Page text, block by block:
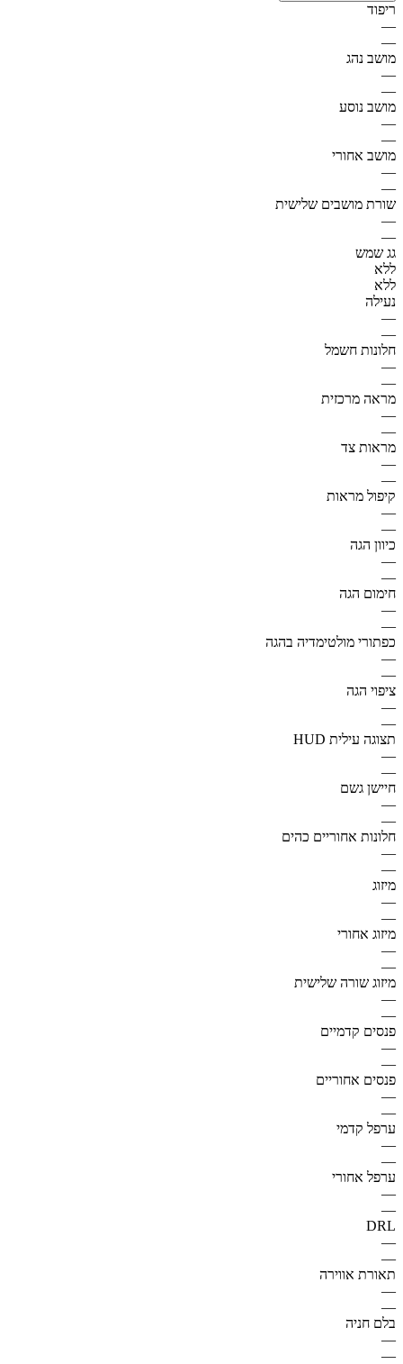
ריפוד
—
—
מושב נהג
—
—
מושב נוסע
—
—
מושב אחורי
—
—
שורת מושבים שלישית
—
—
גג שמש
ללא
ללא
נעילה
—
—
חלונות חשמל
—
—
מראה מרכזית
—
—
מראות צד
—
—
קיפול מראות
—
—
כיוון הגה
—
—
חימום הגה
—
—
כפתורי מולטימדיה בהגה
—
—
ציפוי הגה
—
—
תצוגה עילית HUD
—
—
חיישן גשם
—
—
חלונות אחוריים כהים
—
—
מיזוג
—
—
מיזוג אחורי
—
—
מיזוג שורה שלישית
—
—
פנסים קדמיים
—
—
פנסים אחוריים
—
—
ערפל קדמי
—
—
ערפל אחורי
—
—
DRL
—
—
תאורת אווירה
—
—
בלם חניה
—
—